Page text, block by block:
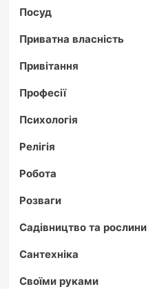
Посуд
Приватна власність
Привітання
Професії
Психологія
Релігія
Робота
Розваги
Садівництво та рослини
Сантехніка
Своїми руками